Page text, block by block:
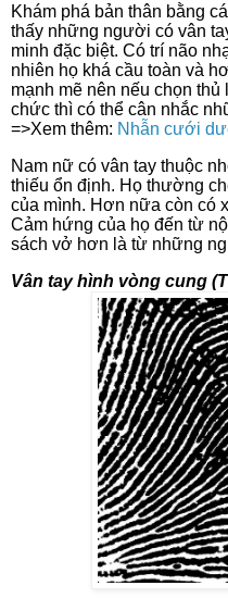
Khám phá bản thân bằng
thấy những người có vân
minh đặc biệt. Có trí não
nhiên họ khá cầu toàn và
mạnh mẽ nên nếu chọn
chức thì có thể cân nhắc
=>Xem thêm: Nhẫn cưới
Nam nữ có vân tay thuộc
thiếu ổn định. Họ thường
của mình. Hơn nữa còn có
Cảm hứng của họ đến từ
sách vở hơn là từ những
Vân tay hình vòng cung